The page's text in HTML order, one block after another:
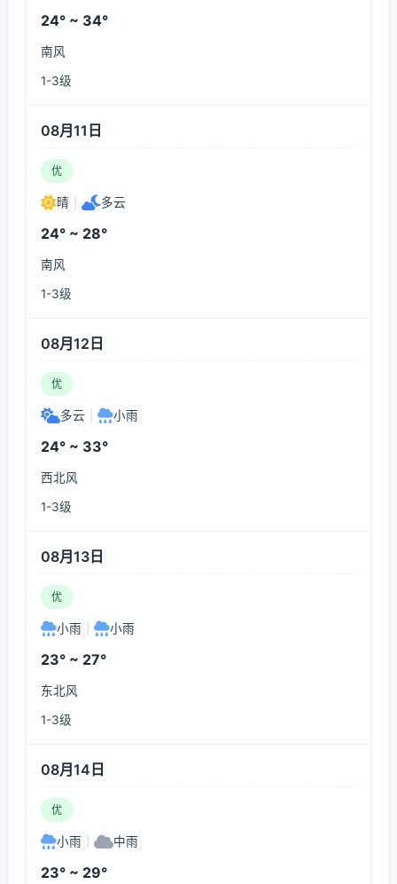
24° ~ 34°
南风
1-3级
08月11日
优
晴 多云
24° ~ 28°
南风
1-3级
08月12日
优
多云 小雨
24° ~ 33°
西北风
1-3级
08月13日
优
小雨 小雨
23° ~ 27°
东北风
1-3级
08月14日
优
小雨 中雨
23° ~ 29°